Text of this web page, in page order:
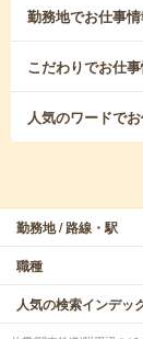
勤務地でお仕事
こだわりでお仕
人気のワードで
勤務地 / 路線・駅
職種
人気の検索インデッ